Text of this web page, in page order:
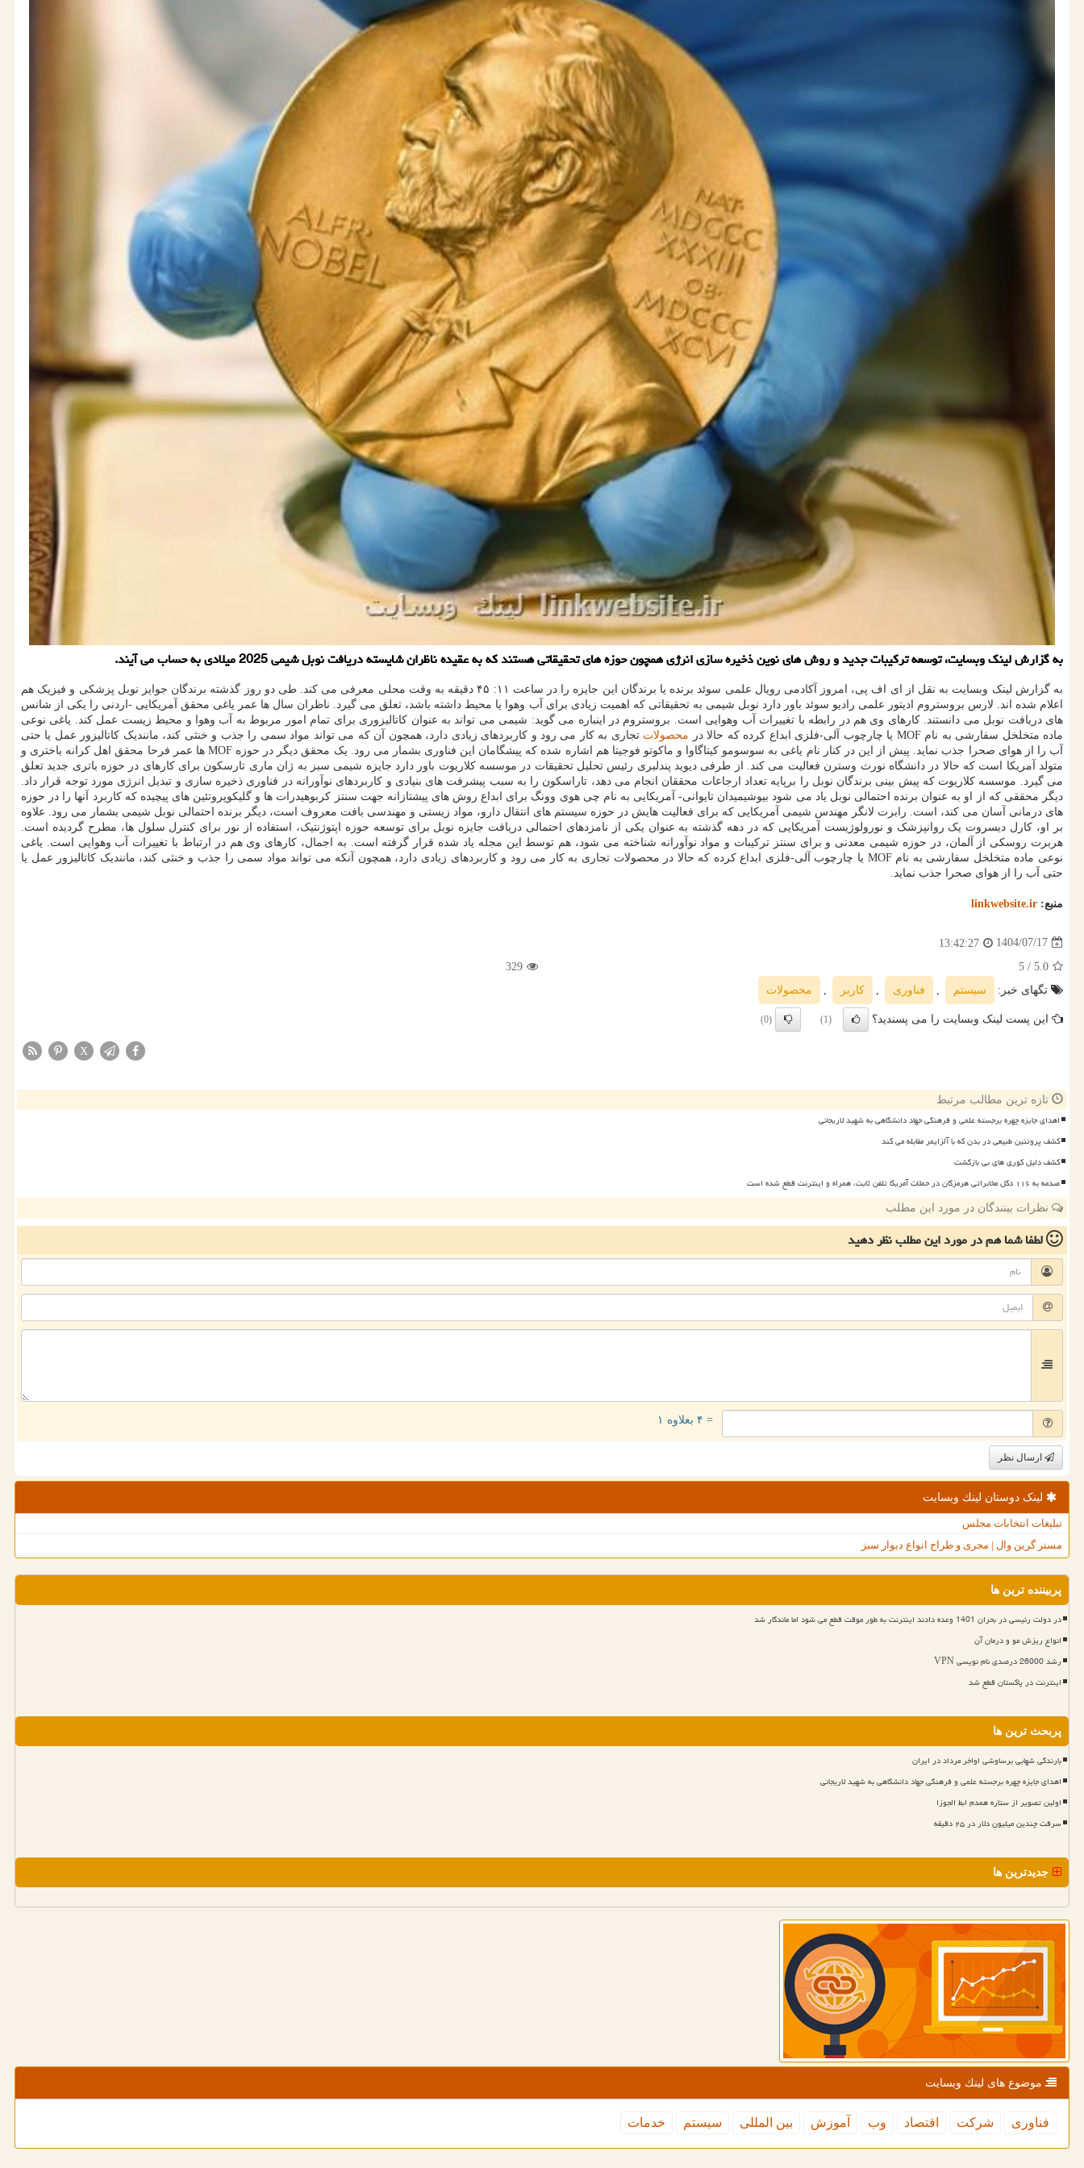
به گزارش لینک وبسایت، توسعه ترکیبات جدید و روش های نوین ذخیره سازی انرژی همچون حوزه های تحقیقاتی هستند که به عقیده ناظران شایسته دریافت نوبل شیمی 2025 میلادی به حساب می آیند.
به گزارش لینک وبسایت به نقل از ای اف پی، امروز آکادمی رویال علمی سوئد برنده یا برندگان این جایزه را در ساعت ۱۱: ۴۵ دقیقه به وقت محلی معرفی می کند. طی دو روز گذشته برندگان جوایز نوبل پزشکی و فیزیک هم
اعلام شده اند. لارس بروستروم ادیتور علمی رادیو سوئد باور دارد نوبل شیمی به تحقیقاتی که اهمیت زیادی برای آب وهوا یا محیط داشته باشد، تعلق می گیرد. ناظران سال ها عمر یاغی محقق آمریکایی -اردنی را یکی از شانس
های دریافت نوبل می دانستند. کارهای وی هم در رابطه با تغییرات آب وهوایی است. بروستروم در اینباره می گوید: شیمی می تواند به عنوان کاتالیزوری برای تمام امور مربوط به آب وهوا و محیط زیست عمل کند. یاغی نوعی
ماده متخلخل سفارشی به نام MOF یا چارچوب آلی-فلزی ابداع کرده که حالا در
محصولات تجاری به کار می رود و کاربردهای زیادی دارد، همچون آن که می تواند مواد سمی را جذب و خنثی کند، مانندیک کاتالیزور عمل یا حتی
آب را از هوای صحرا جذب نماید. پیش از این در کنار نام یاغی به سوسومو کیتاگاوا و ماکوتو فوجیتا هم اشاره شده که پیشگامان این فناوری بشمار می رود. یک محقق دیگر در حوزه MOF ها عمر فرحا محقق اهل کرانه باختری و
متولد آمریکا است که حالا در دانشگاه نورث وسترن فعالیت می کند. از طرفی دیوید پندلبری رئیس تحلیل تحقیقات در موسسه کلاریوت باور دارد جایزه شیمی سبز به ژان ماری تارسکون برای کارهای در حوزه باتری جدید تعلق
می گیرد. موسسه کلاریوت که پیش بینی برندگان نوبل را برپایه تعداد ارجاعات محققان انجام می دهد، تاراسکون را به سبب پیشرفت های بنیادی و کاربردهای نوآورانه در فناوری ذخیره سازی و تبدیل انرژی مورد توجه قرار داد.
دیگر محققی که از او به عنوان برنده احتمالی نوبل یاد می شود بیوشیمیدان تایوانی- آمریکایی به نام چی هوی وونگ برای ابداع روش های پیشتازانه جهت سنتز کربوهیدرات ها و گلیکوپروتئین های پیچیده که کاربرد آنها را در حوزه
های درمانی آسان می کند، است. رابرت لانگر مهندس شیمی آمریکایی که برای فعالیت هایش در حوزه سیستم های انتقال دارو، مواد زیستی و مهندسی بافت معروف است، دیگر برنده احتمالی نوبل شیمی بشمار می رود. علاوه
بر او، کارل دیسروت یک روانپزشک و نورولوژیست آمریکایی که در دهه گذشته به عنوان یکی از نامزدهای احتمالی دریافت جایزه نوبل برای توسعه حوزه اپتوژنتیک، استفاده از نور برای کنترل سلول ها، مطرح گردیده است.
هربرت روسکی از آلمان، در حوزه شیمی معدنی و برای سنتز ترکیبات و مواد نوآورانه شناخته می شود، هم توسط این مجله یاد شده قرار گرفته است. به اجمال، کارهای وی هم در ارتباط با تغییرات آب وهوایی است. یاغی
نوعی ماده متخلخل سفارشی به نام MOF یا چارچوب آلی-فلزی ابداع کرده که حالا در محصولات تجاری به کار می رود و کاربردهای زیادی دارد، همچون آنکه می تواند مواد سمی را جذب و خنثی کند، مانندیک کاتالیزور عمل یا
حتی آب را از هوای صحرا جذب نماید.
منبع: linkwebsite.ir
1404/07/17
13:42:27
5.0
/ 5
329
تگهای خبر:
سیستم فناوری كاربر محصولات
این پست لینک وبسایت را می پسندید؟ (1)
(0)
X
تازه ترین مطالب مرتبط
اهدای جایزه چهره برجسته علمی و فرهنگی جهاد دانشگاهی به شهید لاریجانی
کشف پروتئین طبیعی در بدن که با آلزایمر مقابله می کند
کشف دلیل کوری های بی بازگشت
صدمه به ۱۱۶ دکل مخابراتی هرمزگان در حملات آمریکا تلفن ثابت، همراه و اینترنت قطع شده است
نظرات بینندگان در مورد این مطلب
لطفا شما همدر مورد این مطلبنظر دهید
= ۴ بعلاوه ۱
ارسال نظر
لینک دوستان لینك وبسایت
تبلیغات انتخابات مجلس
مستر گرین وال | مجری و طراح انواع دیوار سبز
پربیننده ترین ها
در دولت رئیسی در بحران 1401 وعده دادند اینترنت به طور موقت قطع می شود اما ماندگار شد
انواع ریزش مو و درمان آن
رشد 26000 درصدی نام نویسی VPN
اینترنت در پاکستان قطع شد
پربحث ترین ها
بارندگی شهابی برساوشی اواخر مرداد در ایران
اهدای جایزه چهره برجسته علمی و فرهنگی جهاد دانشگاهی به شهید لاریجانی
اولین تصویر از ستاره همدم ابط الجوزا
سرقت چندین میلیون دلار در ۲۵ دقیقه
جدیدترین ها
موضوع های لینك وبسایت
فناوری شركت اقتصاد وب آموزش بین المللی سیستم خدمات